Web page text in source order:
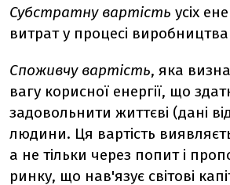
Субстратну вартість усіх
витрат у процесі виробництва
Споживчу вартість, яка
вагу корисної енергії, що
задовольнити життєві (дані
людини. Ця вартість
а не тільки через попит і
ринку, що нав'язує світові